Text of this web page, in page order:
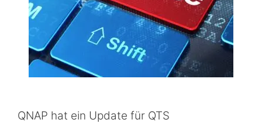
QNAP hat ein Update für QTS